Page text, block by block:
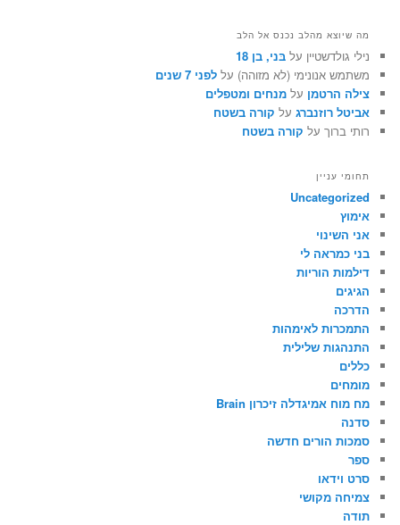
מה שיוצא מהלב נכנס אל הלב
נילי גולדשטיין עלבּני, בן 18
משתמש אנונימי (לא מזוהה) עללפני 7 שנים
צילה הרטמןעלמנחים ומטפלים
אביטל רוזנברגעלקורה בשטח
רותי ברוך עלקורה בשטח
תחומי עניין
Uncategorized
אימוץ
אני השינוי
בני כמראה לי
דילמות הוריות
הגיגים
הדרכה
התמכרות לאימהות
התנהגות שלילית
כללים
מומחים
מח מוח אמיגדלה זיכרון Brain
סדנה
סמכות הורים חדשה
ספר
סרט וידאו
צמיחה מקושי
תודה